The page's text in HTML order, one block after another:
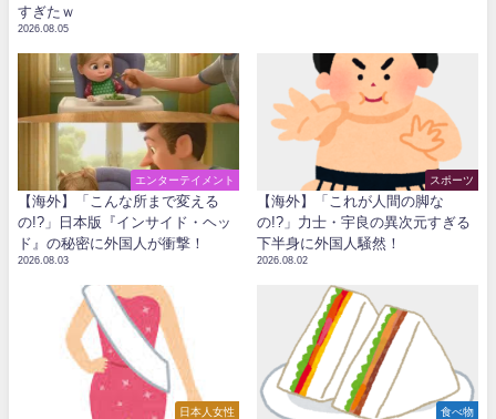
すぎたｗ
2026.08.05
エンターテイメント
【海外】「こんな所まで変える
の!?」日本版『インサイド・ヘッ
ド』の秘密に外国人が衝撃！
2026.08.03
スポーツ
【海外】「これが人間の脚な
の!?」力士・宇良の異次元すぎる
下半身に外国人騒然！
2026.08.02
日本人女性 食べ物